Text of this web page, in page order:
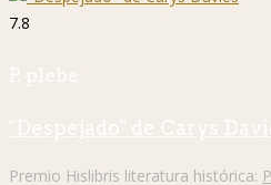
7.8
P. plebe
"Despejado" de Carys
Premio Hislibris literatura histórica: